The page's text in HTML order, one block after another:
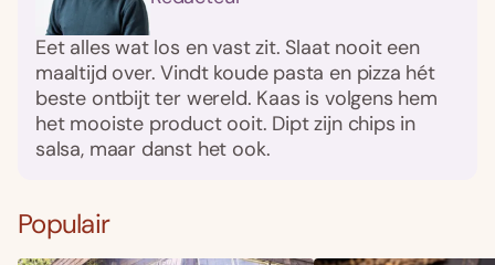
Eet alles wat los en vast zit. Slaat nooit een
maaltijd over. Vindt koude pasta en pizza hét
beste ontbijt ter wereld. Kaas is volgens hem
het mooiste product ooit. Dipt zijn chips in
salsa, maar danst het ook.
Populair